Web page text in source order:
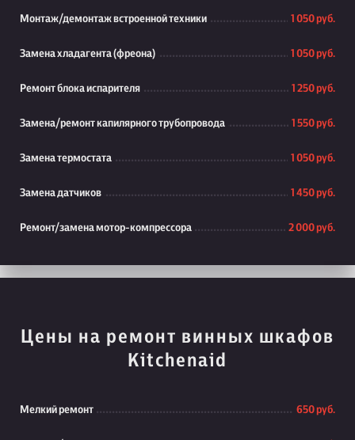
Монтаж/демонтаж встроенной техники 1 050 руб.
Замена хладагента (фреона) 1 050 руб.
Ремонт блока испарителя 1 250 руб.
Замена/ремонт капилярного трубопровода 1 550 руб.
Замена термостата 1 050 руб.
Замена датчиков 1 450 руб.
Ремонт/замена мотор-компрессора 2 000 руб.
Цены на ремонт винных шкафов
Kitchenaid
Мелкий ремонт 650 руб.